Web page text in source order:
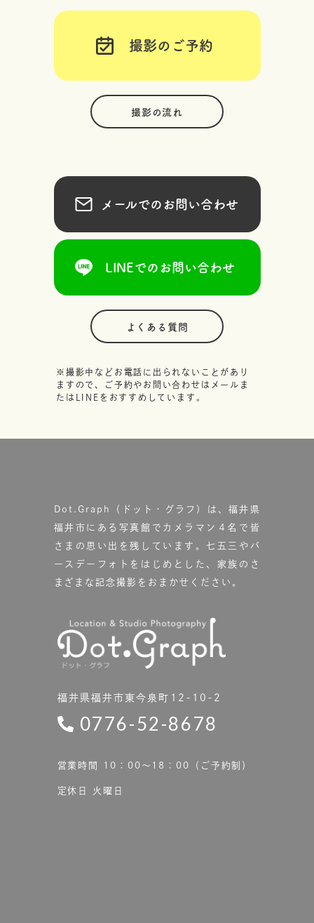
撮影のご予約
撮影の流れ
メールでのお問い合わせ
LINEでのお問い合わせ
よくある質問
※撮影中などお電話に出られないことがあり
ますので、ご予約やお問い合わせはメールま
たはLINEをおすすめしています。
Dot.Graph（ドット・グラフ）は、福井県
福井市にある写真館で カメラマン４名で皆
さまの思い出を残しています。七五三やバ
ースデーフォトをはじめとした、家族のさ
まざまな記念撮影をおまかせください。
福井県福井市東今泉町12-10-2
0776-52-8678
営業時間 10：00〜18：00（ご予約制）
定休日 火曜日